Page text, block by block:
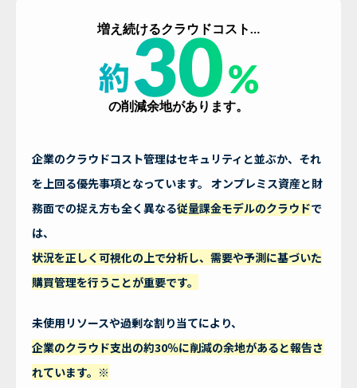
増え続けるクラウドコスト…
の削減余地があります。
企業のクラウドコスト管理はセキュリティと並ぶか、それ
を上回る優先事項となっています。 オンプレミス資産と財
務面での捉え方も全く異なる従量課金モデルのクラウドで
は、
状況を正しく可視化の上で分析し、需要や予測に基づいた
購買管理を行うことが重要です。
未使用リソースや過剰な割り当てにより、
企業のクラウド支出の約30％に削減の余地があると報告さ
れています。※